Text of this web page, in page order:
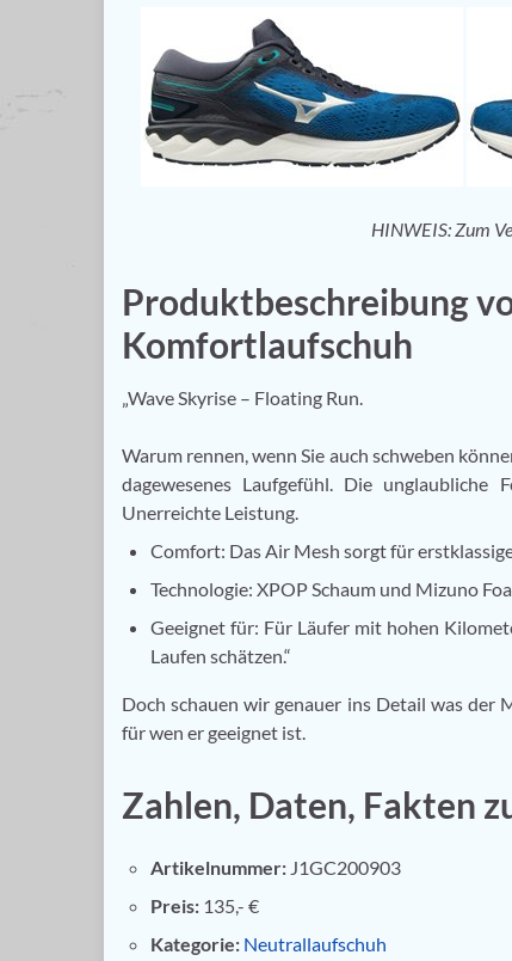
HINWEIS: Zum
Produktbeschreibung
Komfortlaufschuh
„Wave Skyrise – Floating Run.
Warum rennen, wenn Sie auch schweben
dagewesenes Laufgefühl. Die
Unerreichte Leistung.
Comfort: Das Air Mesh sorgt für
Technologie: XPOP Schaum und Mizuno
Geeignet für: Für Läufer mit hohen
Laufen schätzen.“
Doch schauen wir genauer ins Detail was der
für wen er geeignet ist.
Zahlen, Daten, Fakten
Artikelnummer: J1GC200903
Preis: 135,- €
Kategorie: Neutrallaufschuh